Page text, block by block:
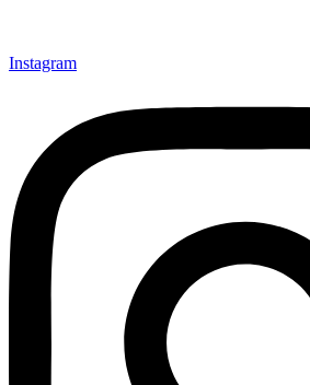
Instagram